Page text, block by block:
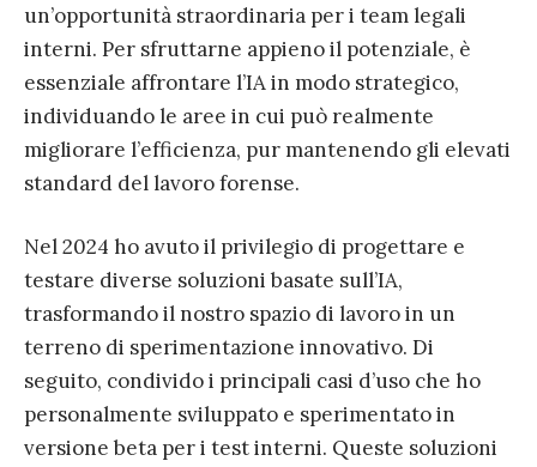
un’opportunità straordinaria per i team legali
interni. Per sfruttarne appieno il potenziale, è
essenziale affrontare l’IA in modo strategico,
individuando le aree in cui può realmente
migliorare l’efficienza, pur mantenendo gli elevati
standard del lavoro forense.
Nel 2024 ho avuto il privilegio di progettare e
testare diverse soluzioni basate sull’IA,
trasformando il nostro spazio di lavoro in un
terreno di sperimentazione innovativo. Di
seguito, condivido i principali casi d’uso che ho
personalmente sviluppato e sperimentato in
versione beta per i test interni. Queste soluzioni